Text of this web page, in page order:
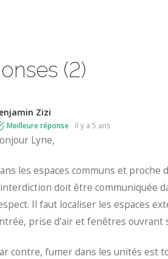
(2)
Zizi
Meilleure réponse il y a 5 ans
Lyne,
les espaces communs et
doit être communiquée
Il faut localiser les espaces
prise d'air et fenêtres ouvrant
contre, fumer dans les unités est